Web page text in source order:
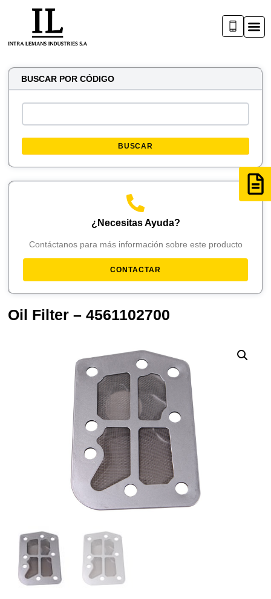
BUSCAR POR CÓDIGO
BUSCAR
¿Necesitas Ayuda?
Contáctanos para más información sobre este producto
CONTACTAR
Oil Filter – 4561102700